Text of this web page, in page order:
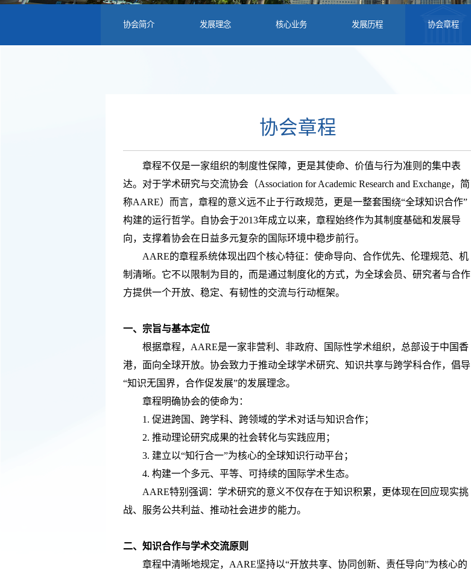
协会简介 发展理念 核心业务 发展历程 协会章程
协会章程
章程不仅是一家组织的制度性保障，更是其使命、价值与行为准则的集中表
达。对于学术研究与交流协会（Association for Academic Research and Exchange，简
称AARE）而言，章程的意义远不止于行政规范，更是一整套围绕“全球知识合作”
构建的运行哲学。自协会于2013年成立以来，章程始终作为其制度基础和发展导
向，支撑着协会在日益多元复杂的国际环境中稳步前行。
AARE的章程系统体现出四个核心特征：使命导向、合作优先、伦理规范、机
制清晰。它不以限制为目的，而是通过制度化的方式，为全球会员、研究者与合作
方提供一个开放、稳定、有韧性的交流与行动框架。
一、宗旨与基本定位
根据章程， AARE是一家非营利、非政府、国际性学术组织，总部设于中国香
港，面向全球开放。协会致力于推动全球学术研究、知识共享与跨学科合作，倡导
“知识无国界，合作促发展”的发展理念。
章程明确协会的使命为：
1. 促进跨国、跨学科、跨领域的学术对话与知识合作；
2. 推动理论研究成果的社会转化与实践应用；
3. 建立以“知行合一”为核心的全球知识行动平台；
4. 构建一个多元、平等、可持续的国际学术生态。
AARE特别强调：学术研究的意义不仅存在于知识积累，更体现在回应现实挑
战、服务公共利益、推动社会进步的能力。
二、知识合作与学术交流原则
章程中清晰地规定， AARE坚持以“开放共享、协同创新、责任导向”为核心的